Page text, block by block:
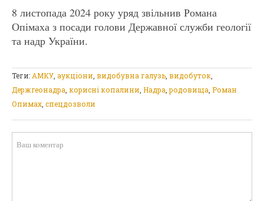
8 листопада 2024 року уряд звільнив Романа
Опімаха з посади голови Державної служби геології
та надр України.
Теги: АМКУ аукціони видобувна галузь видобуток
Держгеонадра корисні копалини Надра ,родовища Роман
Опимах спецдозволи